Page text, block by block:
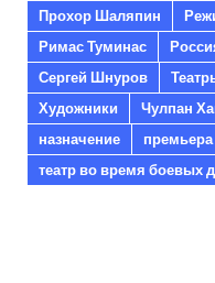
Прохор Шаляпин
Римас Туминас
Сергей Шнуров
Художники
Чулпан
назначение
премьера
театр во время боевых